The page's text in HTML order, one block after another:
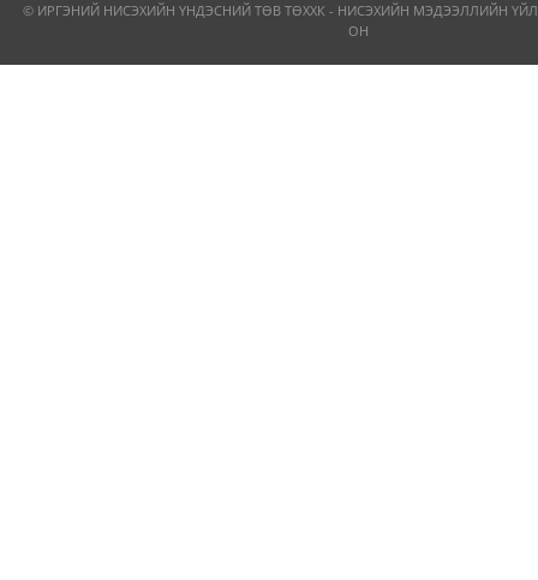
© ИРГЭНИЙ НИСЭХИЙН ҮНДЭСНИЙ ТӨВ ТӨХХК - НИСЭХИЙН МЭДЭЭЛЛИЙН
ОН